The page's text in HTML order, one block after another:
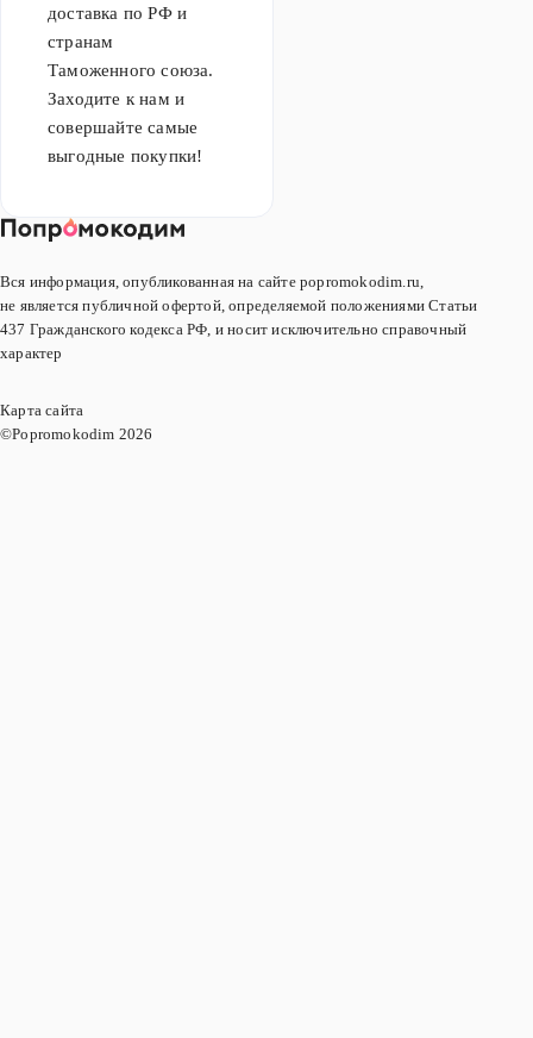
доставка по РФ и
странам
Таможенного союза.
Заходите к нам и
совершайте самые
выгодные покупки!
©Popromokodim 2026
Карта сайта
Вся информация, опубликованная на сайте popromokodim.ru,
не является публичной офертой, определяемой положениями Статьи
437 Гражданского кодекса РФ, и носит исключительно справочный
характер